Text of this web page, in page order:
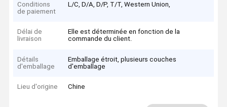
Conditions
de paiement
L/C, D/A, D/P, T/T, Western Union,
Délai de
livraison
Elle est déterminée en fonction de la
commande du client.
Détails
d'emballage
Emballage étroit, plusieurs couches
d'emballage
Lieu d'origine Chine